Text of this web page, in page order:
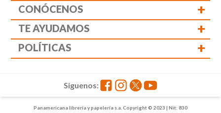
CONÓCENOS +
TE AYUDAMOS +
POLÍTICAS +
Panamericana librería y papelería s.a. Copyright © 2023 | Nit: 830
Siguenos: